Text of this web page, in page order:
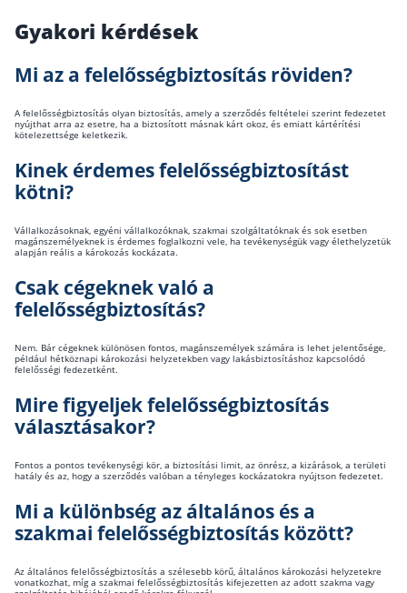
Gyakori kérdések
Mi az a felelősségbiztosítás röviden?
A felelősségbiztosítás olyan biztosítás, amely a szerződés feltételei szerint fedezetet
nyújthat arra az esetre, ha a biztosított másnak kárt okoz, és emiatt kártérítési
kötelezettsége keletkezik.
Kinek érdemes felelősségbiztosítást
kötni?
Vállalkozásoknak, egyéni vállalkozóknak, szakmai szolgáltatóknak és sok esetben
magánszemélyeknek is érdemes foglalkozni vele, ha tevékenységük vagy élethelyzetük
alapján reális a károkozás kockázata.
Csak cégeknek való a
felelősségbiztosítás?
Nem. Bár cégeknek különösen fontos, magánszemélyek számára is lehet jelentősége,
például hétköznapi károkozási helyzetekben vagy lakásbiztosításhoz kapcsolódó
felelősségi fedezetként.
Mire figyeljek felelősségbiztosítás
választásakor?
Fontos a pontos tevékenységi kör, a biztosítási limit, az önrész, a kizárások, a területi
hatály és az, hogy a szerződés valóban a tényleges kockázatokra nyújtson fedezetet.
Mi a különbség az általános és a
szakmai felelősségbiztosítás között?
Az általános felelősségbiztosítás a szélesebb körű, általános károkozási helyzetekre
vonatkozhat, míg a szakmai felelősségbiztosítás kifejezetten az adott szakma vagy